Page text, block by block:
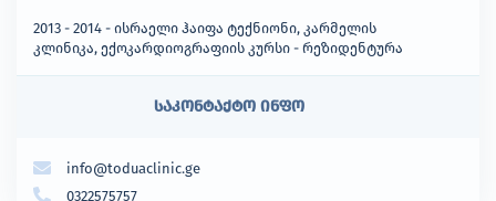
2013 - 2014 - ისრაელი ჰაიფა ტექნიონი, კარმელის
კლინიკა, ექოკარდიოგრაფიის კურსი - რეზიდენტურა
საკონტაქტო ინფო
info@toduaclinic.ge
0322575757